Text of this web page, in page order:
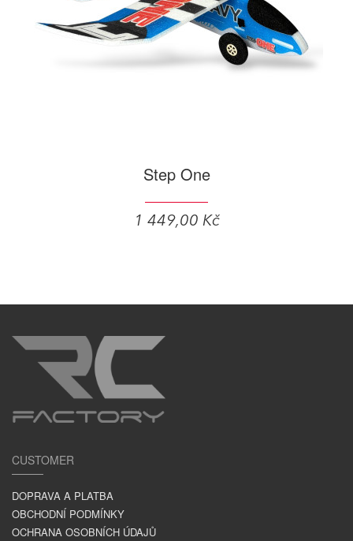
Step One
1 449,00 Kč
CUSTOMER
DOPRAVA A PLATBA
OBCHODNÍ PODMÍNKY
OCHRANA OSOBNÍCH ÚDAJŮ